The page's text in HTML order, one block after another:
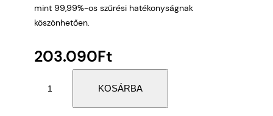
mint 99,99%-os szűrési hatékonyságnak
köszönhetően.
203.090Ft
BCS1041WAC
KOSÁRBA